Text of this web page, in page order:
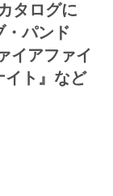
タログに
・パンド
イアファイ
ト』など